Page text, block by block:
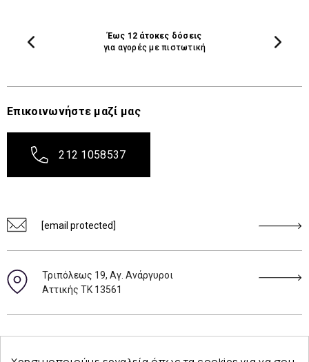
Έως 12 άτοκες δόσεις
για αγορές με πιστωτική
Επικοινωνήστε μαζί μας
212 1058537
[email protected]
Τριπόλεως 19, Αγ. Ανάργυροι
Αττικής ΤΚ 13561